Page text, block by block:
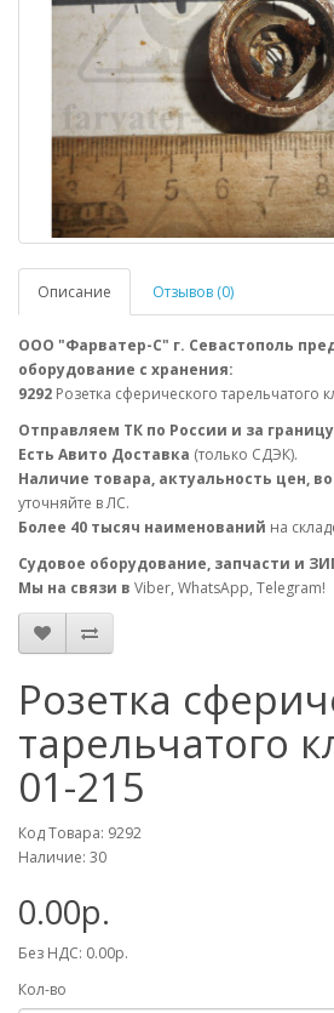
Описание Отзывов (0)
ООО "Фарватер-С" г. Севастополь
оборудование с хранения:
9292 Розетка сферического тарельчатого
Отправляем ТК по России и за границу
Есть Авито Доставка (только СДЭК).
Наличие товара, актуальность цен,
уточняйте в ЛС.
Более 40 тысяч наименований на
Судовое оборудование, запчасти и
Мы на связи в Viber, WhatsApp, Telegram!
Розетка
тарельчатого
01-215
Код Товара: 9292
Наличие: 30
0.00р.
Без НДС: 0.00р.
Кол-во